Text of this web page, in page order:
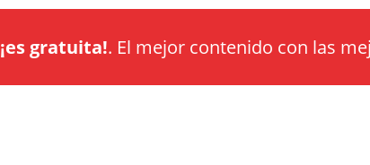
¡es gratuita!. El mejor contenido con las